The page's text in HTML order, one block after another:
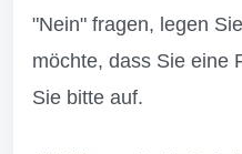
"Nein" fragen, legen
möchte, dass Sie eine
Sie bitte auf.